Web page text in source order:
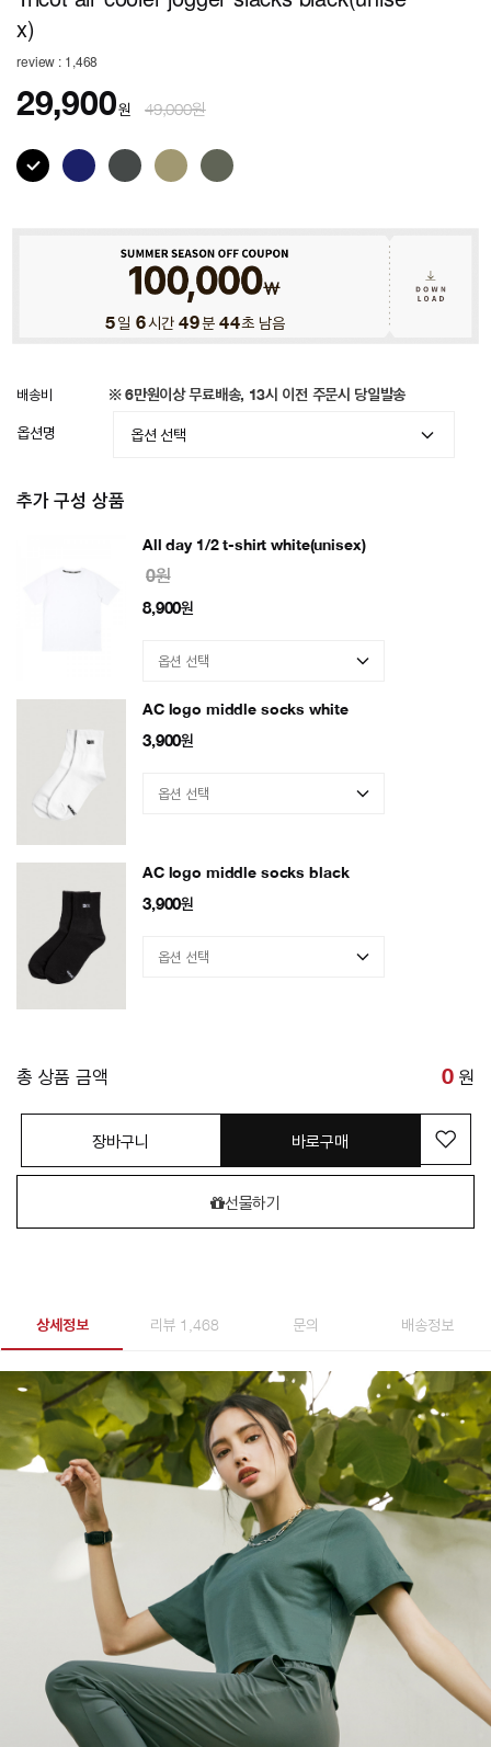
x)
review : 1,468
29,900원 49,000원
5일 6시간 49분 41초 남음
배송비 ※ 6만원이상 무료배송, 13시 이전 주문시 당일발송
옵션명
추가 구성 상품
All day 1/2 t-shirt white(unisex)
0원
8,900원
AC logo middle socks white
3,900원
AC logo middle socks black
3,900원
총 상품 금액 0 원
장바구니 바로구매
선물하기
상세정보 리뷰 1,468 문의 배송정보